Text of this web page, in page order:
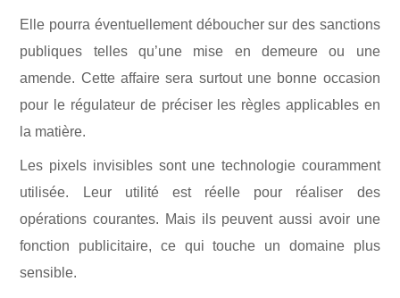
Elle pourra éventuellement déboucher sur des sanctions
publiques telles qu’une mise en demeure ou une
amende. Cette affaire sera surtout une bonne occasion
pour le régulateur de préciser les règles applicables en
la matière.
Les pixels invisibles sont une technologie couramment
utilisée. Leur utilité est réelle pour réaliser des
opérations courantes. Mais ils peuvent aussi avoir une
fonction publicitaire, ce qui touche un domaine plus
sensible.